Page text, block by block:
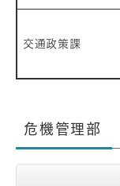
交通政策課
危機管理部